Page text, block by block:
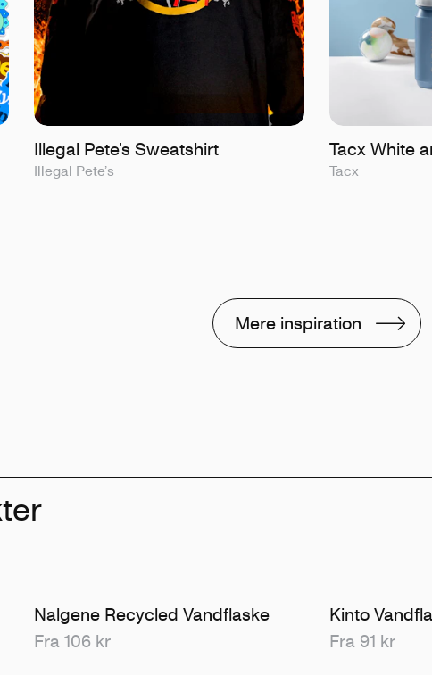
Illegal Pete’s Sweatshirt
Illegal Pete’s
Tacx White
Tacx
Mere inspiration
Nalgene Recycled Vandflaske
Fra 106 kr
Kinto
Fra 91 kr